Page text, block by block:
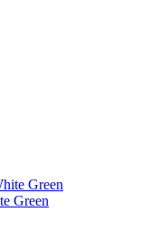
Green